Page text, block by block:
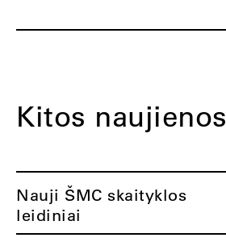
Kitos naujienos
Nauji ŠMC skaityklos
leidiniai